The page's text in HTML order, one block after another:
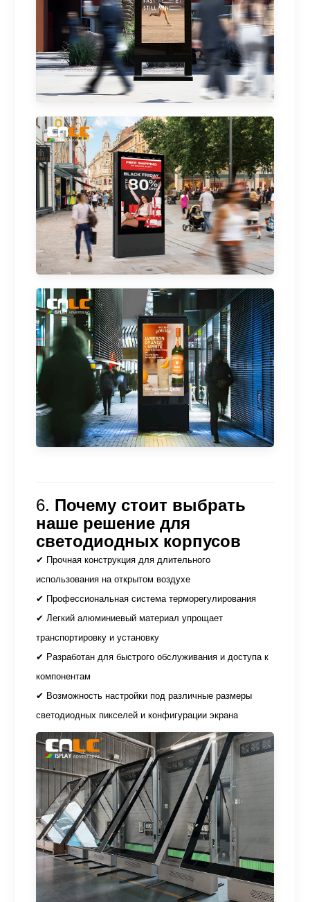
6. Почему стоит выбрать
наше решение для
светодиодных корпусов
✔ Прочная конструкция для длительного
использования на открытом воздухе
✔ Профессиональная система терморегулирования
✔ Легкий алюминиевый материал упрощает
транспортировку и установку
✔ Разработан для быстрого обслуживания и доступа к
компонентам
✔ Возможность настройки под различные размеры
светодиодных пикселей и конфигурации экрана